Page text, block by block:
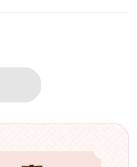
財方式的隱性風險
海與風
給孩子